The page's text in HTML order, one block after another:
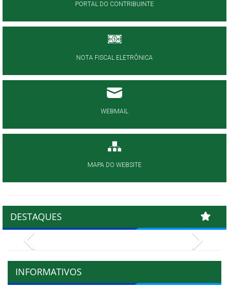
PORTAL DO CONTRIBUINTE
NOTA FISCAL ELETRÔNICA
WEBMAIL
MAPA DO WEBSITE
DESTAQUES
INFORMATIVOS